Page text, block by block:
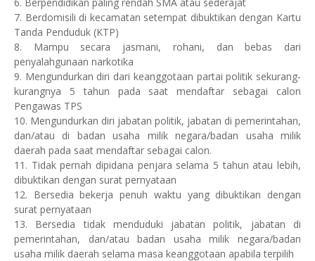
7. Berdomisili di kecamatan setempat dibuktikan dengan Kartu
Tanda Penduduk (KTP)
8. Mampu secara jasmani, rohani, dan bebas dari
penyalahgunaan narkotika
9. Mengundurkan diri dari keanggotaan partai politik sekurang-
kurangnya 5 tahun pada saat mendaftar sebagai calon
Pengawas TPS
10. Mengundurkan diri jabatan politik, jabatan di pemerintahan,
dan/atau di badan usaha milik negara/badan usaha milik
daerah pada saat mendaftar sebagai calon.
11. Tidak pernah dipidana penjara selama 5 tahun atau lebih,
dibuktikan dengan surat pernyataan
12. Bersedia bekerja penuh waktu yang dibuktikan dengan
surat pernyataan
13. Bersedia tidak menduduki jabatan politik, jabatan di
pemerintahan, dan/atau badan usaha milik negara/badan
usaha milik daerah selama masa keanggotaan apabila terpilih